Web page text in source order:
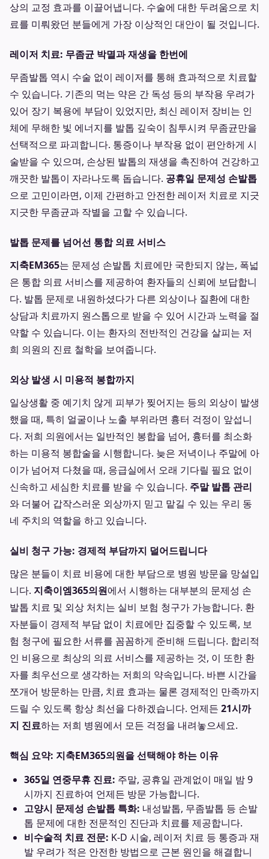
상의 교정 효과를 이끌어냅니다. 수술에 대한 두려움으로 치
료를 미뤄왔던 분들에게 가장 이상적인 대안이 될 것입니다.
레이저 치료: 무좀균 박멸과 재생을 한번에
무좀발톱 역시 수술 없이 레이저를 통해 효과적으로 치료할
수 있습니다. 기존의 먹는 약은 간 독성 등의 부작용 우려가
있어 장기 복용에 부담이 있었지만, 최신 레이저 장비는 인
체에 무해한 빛 에너지를 발톱 깊숙이 침투시켜 무좀균만을
선택적으로 파괴합니다. 통증이나 부작용 없이 편안하게 시
술받을 수 있으며, 손상된 발톱의 재생을 촉진하여 건강하고
깨끗한 발톱이 자라나도록 돕습니다. 공휴일 문제성 손발톱
으로 고민이라면, 이제 간편하고 안전한 레이저 치료로 지긋
지긋한 무좀균과 작별을 고할 수 있습니다.
발톱 문제를 넘어선 통합 의료 서비스
지축EM365는 문제성 손발톱 치료에만 국한되지 않는, 폭넓
은 통합 의료 서비스를 제공하여 환자들의 신뢰에 보답합니
다. 발톱 문제로 내원하셨다가 다른 외상이나 질환에 대한
상담과 치료까지 원스톱으로 받을 수 있어 시간과 노력을 절
약할 수 있습니다. 이는 환자의 전반적인 건강을 살피는 저
희 의원의 진료 철학을 보여줍니다.
외상 발생 시 미용적 봉합까지
일상생활 중 예기치 않게 피부가 찢어지는 등의 외상이 발생
했을 때, 특히 얼굴이나 노출 부위라면 흉터 걱정이 앞섭니
다. 저희 의원에서는 일반적인 봉합을 넘어, 흉터를 최소화
하는 미용적 봉합술을 시행합니다. 늦은 저녁이나 주말에 아
이가 넘어져 다쳤을 때, 응급실에서 오래 기다릴 필요 없이
신속하고 세심한 치료를 받을 수 있습니다. 주말 발톱 관리
와 더불어 갑작스러운 외상까지 믿고 맡길 수 있는 우리 동
네 주치의 역할을 하고 있습니다.
실비 청구 가능: 경제적 부담까지 덜어드립니다
많은 분들이 치료 비용에 대한 부담으로 병원 방문을 망설입
니다. 지축이엠365의원에서 시행하는 대부분의 문제성 손
발톱 치료 및 외상 처치는 실비 보험 청구가 가능합니다. 환
자분들이 경제적 부담 없이 치료에만 집중할 수 있도록, 보
험 청구에 필요한 서류를 꼼꼼하게 준비해 드립니다. 합리적
인 비용으로 최상의 의료 서비스를 제공하는 것, 이 또한 환
자를 최우선으로 생각하는 저희의 약속입니다. 바쁜 시간을
쪼개어 방문하는 만큼, 치료 효과는 물론 경제적인 만족까지
드릴 수 있도록 항상 최선을 다하겠습니다. 언제든 21시까
지 진료하는 저희 병원에서 모든 걱정을 내려놓으세요.
핵심 요약: 지축EM365의원을 선택해야 하는 이유
365일 연중무휴 진료: 주말, 공휴일 관계없이 매일 밤 9
시까지 진료하여 언제든 방문 가능합니다.
고양시 문제성 손발톱 특화: 내성발톱, 무좀발톱 등 손발
톱 문제에 대한 전문적인 진단과 치료를 제공합니다.
비수술적 치료 전문: K-D 시술, 레이저 치료 등 통증과 재
발 우려가 적은 안전한 방법으로 근본 원인을 해결합니